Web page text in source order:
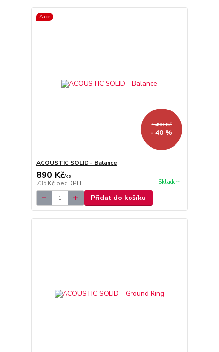
Akce
1 490 Kč
- 40 %
ACOUSTIC SOLID - Balance
890 Kč/ks
736 Kč bez DPH Skladem
Přidat do košíku